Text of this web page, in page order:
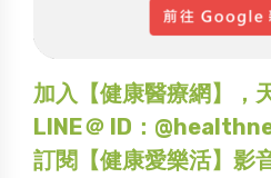
加入【健康醫療網】，
LINE＠ ID：
訂閱【健康愛樂活】影